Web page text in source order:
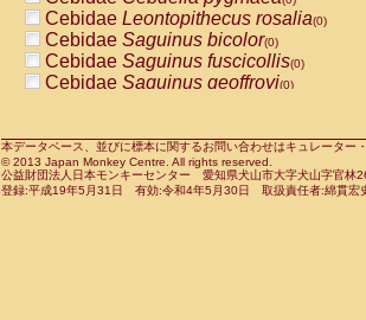
CercopithecidaeCercocebus
CercopithecidaeCercocebus
CercopithecidaeCercocebus
CercopithecidaeCercocebushybrid
CercopithecidaePapio anubis(0)
CercopithecidaePapio cynocephalus
CercopithecidaePapio hamadryas(0)
Cebidae Leontopithecus rosalia(0)
Cebidae Saguinus bicolor(0)
Cebidae Saguinus fuscicollis(0)
Cebidae Saguinus geoffroyi(0)
CebidaeSaguinus leucopus(0)
CebidaeSaguinus midas(0)
Cebidae Saguinus mystax(0)
本データベース、並びに標本に関するお問い合わせはキュレータ
© 2013 Japan Monkey Centre. All rights reserved.
公益財団法人日本モンキーセンター 愛知県犬山市大字犬山字官
登録:平成19年5月31日 有効:令和4年5月30日 取扱責任者:綿貫宏